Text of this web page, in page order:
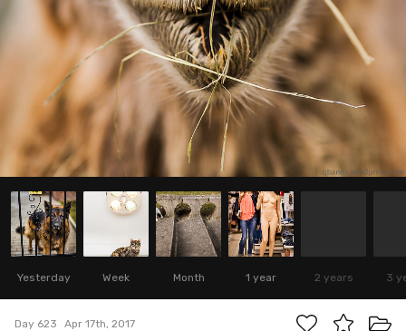
Yesterday Week Month 1 year 2 years 3
Day 623 Apr 17th, 2017